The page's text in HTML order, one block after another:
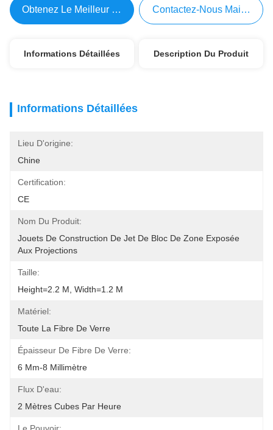
Obtenez Le Meilleur Prix Contactez-Nous Maintenant
Informations Détaillées Description Du Produit
Informations Détaillées
Lieu D'origine:
Chine
Certification:
CE
Nom Du Produit:
Jouets De Construction De Jet De Bloc De Zone Exposée
Aux Projections
Taille:
Height=2.2 M, Width=1.2 M
Matériel:
Toute La Fibre De Verre
Épaisseur De Fibre De Verre:
6 Mm-8 Millimètre
Flux D'eau:
2 Mètres Cubes Par Heure